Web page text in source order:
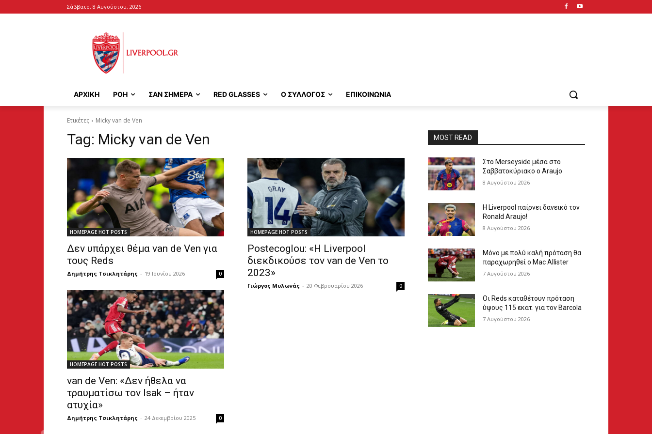
Σάββατο, 8 Αυγούστου, 2026
ΑΡΧΙΚΉ ΡΟΗ ΣΑΝ ΣΗΜΕΡΑ RED GLASSES Ο ΣΥΛΛΟΓΟΣ ΕΠΙΚΟΙΝΩΝΙΑ
Ετικέτες Micky van de Ven
Tag: Micky van de Ven
HOMEPAGE HOT POSTS
Δεν υπάρχει θέμα van de Ven για
τους Reds
Δημήτρης Τσικλητάρης - 19 Ιουνίου 2026 0
HOMEPAGE HOT POSTS
Postecoglou: «Η Liverpool
διεκδικούσε τον van de Ven το
2023»
Γιώργος Μυλωνάς - 20 Φεβρουαρίου 2026 0
HOMEPAGE HOT POSTS
van de Ven: «Δεν ήθελα να
τραυματίσω τον Isak – ήταν
ατυχία»
Δημήτρης Τσικλητάρης - 24 Δεκεμβρίου 2025 0
MOST READ
Στο Merseyside μέσα στο
Σαββατοκύριακο ο Araujo
8 Αυγούστου 2026
Η Liverpool παίρνει δανεικό τον
Ronald Araujo!
8 Αυγούστου 2026
Μόνο με πολύ καλή πρόταση θα
παραχωρηθεί ο Mac Allister
7 Αυγούστου 2026
Οι Reds καταθέτουν πρόταση
ύψους 115 εκατ. για τον Barcola
7 Αυγούστου 2026